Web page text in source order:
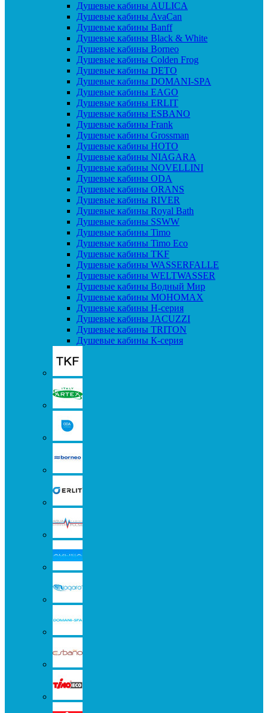
Душевые кабины AULICA
Душевые кабины AvaCan
Душевые кабины Banff
Душевые кабины Black & White
Душевые кабины Borneo
Душевые кабины Colden Frog
Душевые кабины DETO
Душевые кабины DOMANI-SPA
Душевые кабины EAGO
Душевые кабины ERLIT
Душевые кабины ESBANO
Душевые кабины Frank
Душевые кабины Grossman
Душевые кабины HOTO
Душевые кабины NIAGARA
Душевые кабины NOVELLINI
Душевые кабины ODA
Душевые кабины ORANS
Душевые кабины RIVER
Душевые кабины Royal Bath
Душевые кабины SSWW
Душевые кабины Timo
Душевые кабины Timo Eco
Душевые кабины TKF
Душевые кабины WASSERFALLE
Душевые кабины WELTWASSER
Душевые кабины Водный Мир
Душевые кабины МОНОМАХ
Душевые кабины H-серия
Душевые кабины JACUZZI
Душевые кабины TRITON
Душевые кабины К-серия